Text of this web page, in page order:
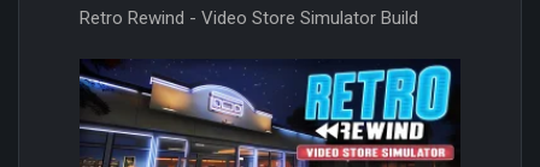
Retro Rewind - Video Store Simulator Build